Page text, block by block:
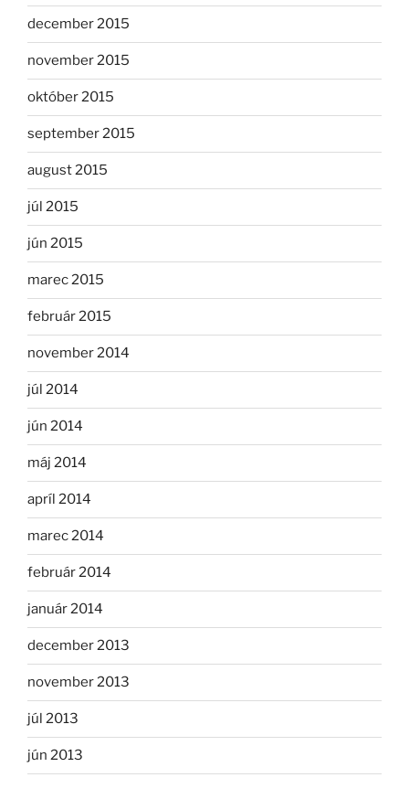
december 2015
november 2015
október 2015
september 2015
august 2015
júl 2015
jún 2015
marec 2015
február 2015
november 2014
júl 2014
jún 2014
máj 2014
apríl 2014
marec 2014
február 2014
január 2014
december 2013
november 2013
júl 2013
jún 2013